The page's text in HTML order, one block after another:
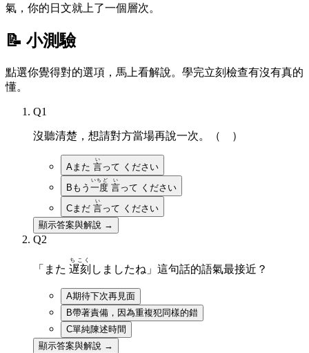
氣，你的日文就上了一個層次。
📝 小測驗
點選你覺得對的選項，馬上看解說。學完立刻檢查有沒有真的
懂。
Q1
沒聽清楚，想請對方當場再說一次。（ ）
A また 言
い
って ください
B もう 一度
いちど
言
い
って ください
C まだ 言
い
って ください
顯示答案與解說 →
Q2
「また 遅刻
ちこく
しましたね」這句話的語氣最接近？
A期待下次再見面
B帶著責備，因為重複犯同樣的錯
C單純陳述時間
顯示答案與解說 →